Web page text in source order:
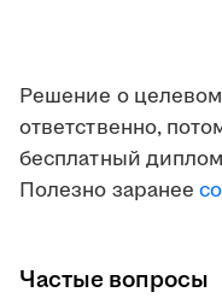
Решение о
ответственно,
бесплатный
Полезно заранее
Частые вопросы